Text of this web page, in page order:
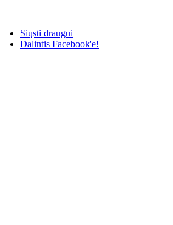
Siųsti draugui
Dalintis Facebook'e!